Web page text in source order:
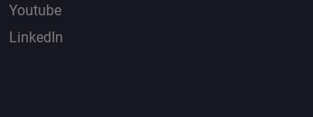
Youtube
LinkedIn